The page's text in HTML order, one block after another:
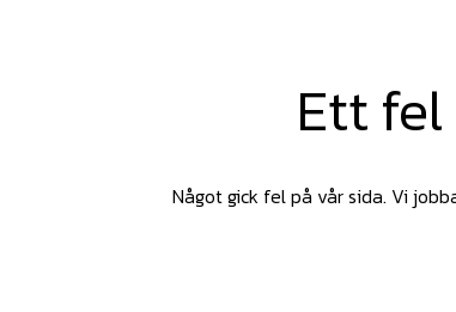
Ett
Något gick fel på vår sida. Vi